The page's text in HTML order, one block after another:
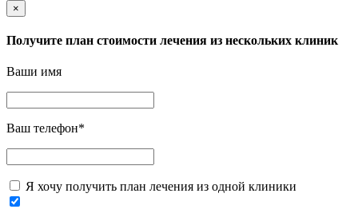
×
Получите план стоимости лечения из нескольких клиник
Ваши имя
Ваш телефон*
Я хочу получить план лечения из одной клиники